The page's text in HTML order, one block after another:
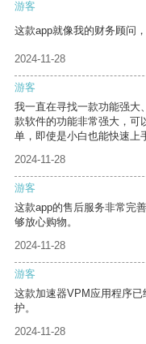
游客
这款app就像我的财务顾问
2024-11-28
游客
我一直在寻找一款功能强大
款软件的功能非常强大，可
单，即使是小白也能快速上
2024-11-28
游客
这款app的售后服务非常完
够放心购物。
2024-11-28
游客
这款加速器VPM应用程序
护。
2024-11-28